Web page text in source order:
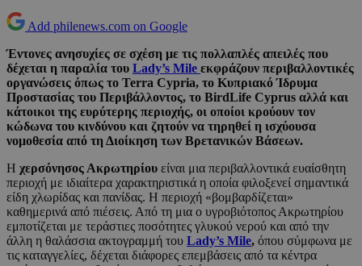
Add philenews.com on Google
Έντονες ανησυχίες σε σχέση με τις πολλαπλές απειλές που
δέχεται η παραλία του Lady’s Mile εκφράζουν περιβαλλοντικές
οργανώσεις όπως το Terra Cypria, το Κυπριακό Ίδρυμα
Προστασίας του Περιβάλλοντος, το BirdLife Cyprus αλλά και
κάτοικοι της ευρύτερης περιοχής, οι οποίοι κρούουν τον
κώδωνα του κινδύνου και ζητούν να τηρηθεί η ισχύουσα
νομοθεσία από τη Διοίκηση των Βρετανικών Βάσεων.
Η χερσόνησος Ακρωτηρίου είναι μια περιβαλλοντικά ευαίσθητη
περιοχή με ιδιαίτερα χαρακτηριστικά η οποία φιλοξενεί σημαντικά
είδη χλωρίδας και πανίδας. Η περιοχή «βομβαρδίζεται»
καθημερινά από πιέσεις. Από τη μια ο υγροβιότοπος Ακρωτηρίου
εμποτίζεται με τεράστιες ποσότητες γλυκού νερού και από την
άλλη η θαλάσσια ακτογραμμή του Lady’s Mile, όπου σύμφωνα με
τις καταγγελίες, δέχεται διάφορες επεμβάσεις από τα κέντρα